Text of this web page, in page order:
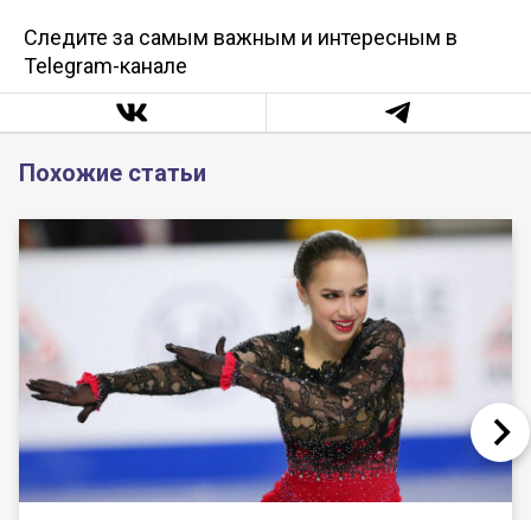
Следите за самым важным и интересным в
Telegram-канале
Похожие статьи